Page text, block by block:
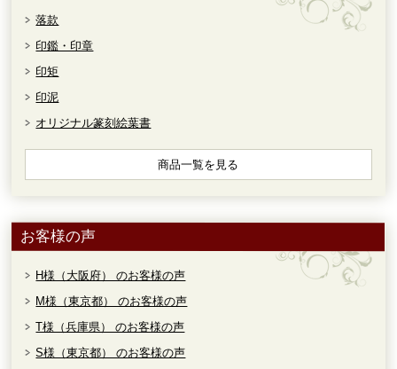
落款
印鑑・印章
印矩
印泥
オリジナル篆刻絵葉書
商品一覧を見る
お客様の声
H様（大阪府） のお客様の声
M様（東京都） のお客様の声
T様（兵庫県） のお客様の声
S様（東京都） のお客様の声